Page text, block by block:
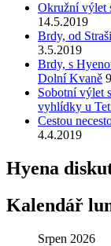
Okružní výlet
14.5.2019
Brdy, od
3.5.2019
Brdy, s
Dolní Kvaně
Sobotní výlet
vyhlídky u
Cestou
4.4.2019
Hyena
Kalendář
Srpen 2026